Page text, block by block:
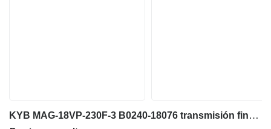
KYB MAG-18VP-230F-3 B0240-18076 transmisión final para excavadora